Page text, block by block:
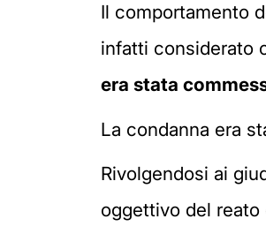
Il comportamento
infatti considerato
era stata
La condanna era
Rivolgendosi ai
oggettivo del